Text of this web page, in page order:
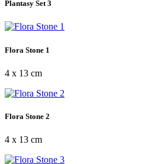
Plantasy Set 3
Flora Stone 1
4 x 13 cm
Flora Stone 2
4 x 13 cm